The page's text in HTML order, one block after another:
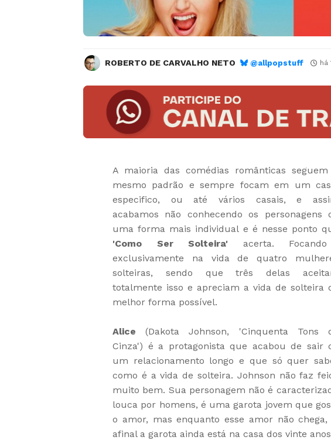
ROBERTO DE CARVALHO NETO @allpopstuff há
A maioria das comédias românticas
mesmo padrão e sempre focam em um
especifico, ou até vários casais, e
acabamos não conhecendo os personagens
uma forma mais individual e é nesse ponto
'Como Ser Solteira' acerta. Focando
exclusivamente na vida de quatro
solteiras, sendo que três delas
totalmente isso e apreciam a vida de solteira
melhor forma possível.
Alice (Dakota Johnson, 'Cinquenta Tons
Cinza') é a protagonista que acabou de sair
um relacionamento longo e que só quer
como é a vida de solteira. Johnson não faz
muito bem. Sua personagem não é
louca por homens, é uma garota jovem que
o amor, mas enquanto esse amor não
afinal a garota ainda está na casa dos vinte